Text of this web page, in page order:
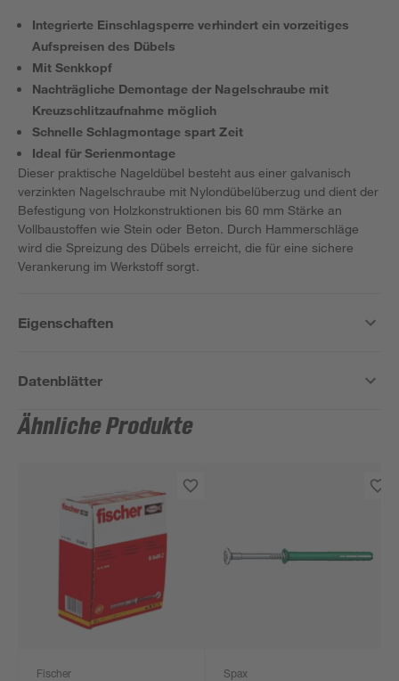
Integrierte Einschlagsperre verhindert ein vorzeitiges
Aufspreisen des Dübels
Mit Senkkopf
Nachträgliche Demontage der Nagelschraube mit
Kreuzschlitzaufnahme möglich
Schnelle Schlagmontage spart Zeit
Ideal für Serienmontage
Dieser praktische Nageldübel besteht aus einer galvanisch
verzinkten Nagelschraube mit Nylondübelüberzug und dient der
Befestigung von Holzkonstruktionen bis 60 mm Stärke an
Vollbaustoffen wie Stein oder Beton. Durch Hammerschläge
wird die Spreizung des Dübels erreicht, die für eine sichere
Verankerung im Werkstoff sorgt.
Eigenschaften
Datenblätter
Ähnliche Produkte
Fischer Spax